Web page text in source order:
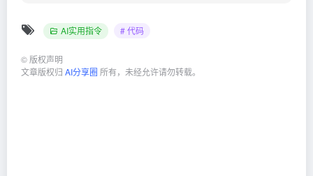
AI实用指令 # 代码
© 版权声明
文章版权归 AI分享圈 所有，未经允许请勿转载。